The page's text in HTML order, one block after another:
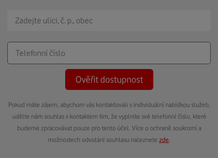
Ověřit dostupnost
Pokud máte zájem, abychom vás kontaktovali s individuální nabídkou služeb,
udělte nám souhlas s kontaktem tím, že vyplníte své telefonní číslo, které
budeme zpracovávat pouze pro tento účel. Více o ochraně soukromí a
možnostech odvolání souhlasu naleznete zde